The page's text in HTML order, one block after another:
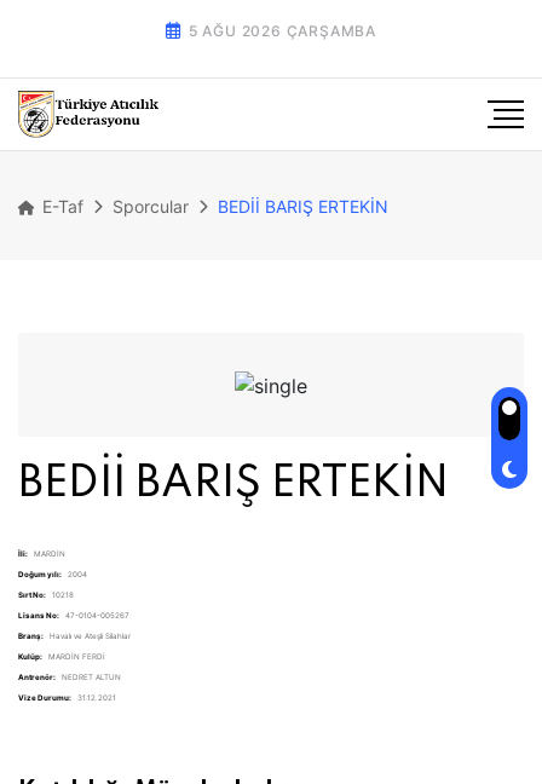
5 AĞU 2026 ÇARŞAMBA
E-Taf Sporcular BEDİİ BARIŞ ERTEKİN
BEDİİ BARIŞ ERTEKİN
İli: MARDİN
Doğum yılı: 2004
Sırt No: 10218
Lisans No: 47-0104-005267
Branş: Havalı ve Ateşli Silahlar
Kulüp: MARDİN FERDİ
Antrenör: NEDRET ALTUN
Vize Durumu: 31.12.2021